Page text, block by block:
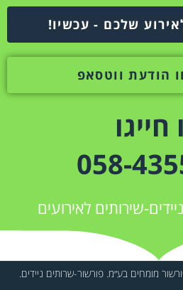
שלכם - עכשיו!
הודעת ווטסאפ
חייגו
058-
שירותים לאירועים